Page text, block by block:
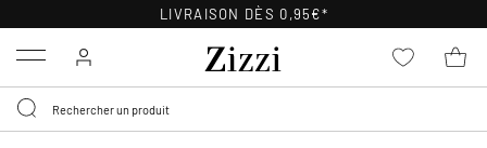
Menu